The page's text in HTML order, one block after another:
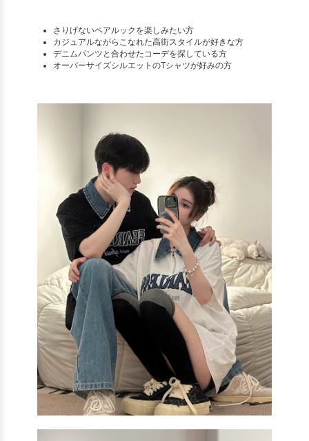
さりげないペアルックを楽しみたい方
カジュアルながらこなれた高街スタイルが好きな方
デニムパンツと合わせたコーデを探している方
オーバーサイズシルエットのTシャツが好みの方